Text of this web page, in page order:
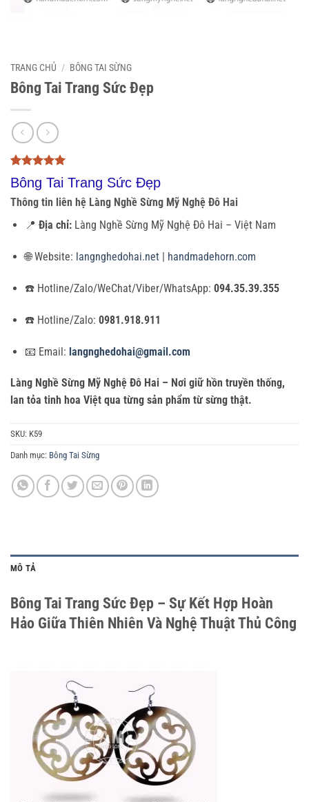
TRANG CHỦ / BÔNG TAI SỪNG
Bông Tai Trang Sức Đẹp
5trên 5
dựa trên
3
đánh giá
Bông Tai Trang Sức Đẹp
Thông tin liên hệ Làng Nghề Sừng Mỹ Nghệ Đô Hai
📍 Địa chỉ:Làng Nghề Sừng Mỹ Nghệ Đô Hai – Việt Nam
🌐 Website: langnghedohai.net| handmadehorn.com
☎️ Hotline/Zalo/WeChat/Viber/WhatsApp: 094.35.39.355
☎️ Hotline/Zalo: 0981.918.911
📧 Email: langnghedohai@gmail.com
Làng Nghề Sừng Mỹ Nghệ Đô Hai – Nơi giữ hồn truyền thống,
lan tỏa tinh hoa Việt qua từng sản phẩm từ sừng thật.
SKU: K59
Danh mục: Bông Tai Sừng
MÔ TẢ
Bông Tai Trang Sức Đẹp – Sự Kết Hợp Hoàn
Hảo Giữa Thiên Nhiên Và Nghệ Thuật Thủ Công